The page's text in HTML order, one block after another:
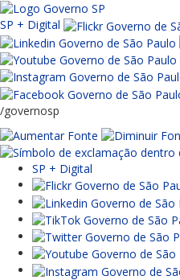
SP + Digital
/governosp
SP + Digital